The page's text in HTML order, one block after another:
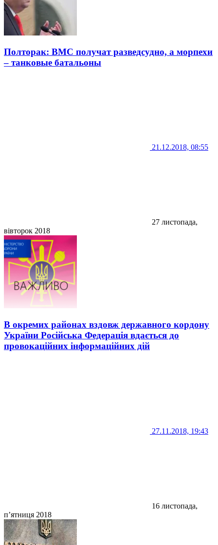
Полторак: ВМС получат разведсудно, а морпехи
– танковые батальоны
21.12.2018, 08:55
27 листопада,
вівторок 2018
В окремих районах вздовж державного кордону
України Російська Федерація вдається до
провокаційних інформаційних дій
27.11.2018, 19:43
16 листопада,
п’ятниця 2018